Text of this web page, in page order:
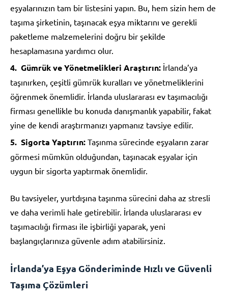
eşyalarınızın tam bir listesini yapın. Bu, hem sizin hem de
taşıma şirketinin, taşınacak eşya miktarını ve gerekli
paketleme malzemelerini doğru bir şekilde
hesaplamasına yardımcı olur.
Gümrük ve Yönetmelikleri Araştırın: İrlanda’ya
taşınırken, çeşitli gümrük kuralları ve yönetmeliklerini
öğrenmek önemlidir. İrlanda uluslararası ev taşımacılığı
firması genellikle bu konuda danışmanlık yapabilir, fakat
yine de kendi araştırmanızı yapmanız tavsiye edilir.
Sigorta Yaptırın: Taşınma sürecinde eşyaların zarar
görmesi mümkün olduğundan, taşınacak eşyalar için
uygun bir sigorta yaptırmak önemlidir.
Bu tavsiyeler, yurtdışına taşınma sürecini daha az stresli
ve daha verimli hale getirebilir. İrlanda uluslararası ev
taşımacılığı firması ile işbirliği yaparak, yeni
başlangıçlarınıza güvenle adım atabilirsiniz.
İrlanda’ya Eşya Gönderiminde Hızlı ve Güvenli
Taşıma Çözümleri